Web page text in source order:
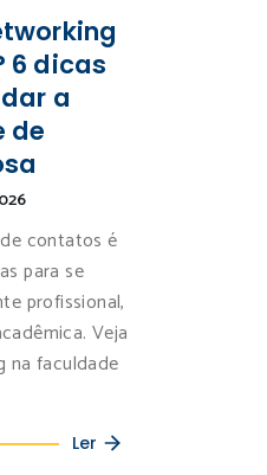
6 dicas
a
de
contatos é
para se
profissional,
Veja
na faculdade
Ler